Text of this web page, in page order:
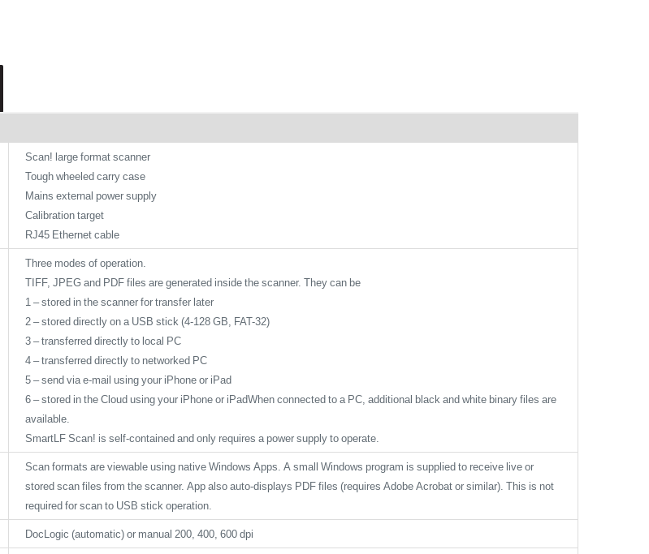
Scan! large format scanner
Tough wheeled carry case
Mains external power supply
Calibration target
RJ45 Ethernet cable
Three modes of operation.
TIFF, JPEG and PDF files are generated inside the scanner. They can be
1 – stored in the scanner for transfer later
2 – stored directly on a USB stick (4-128 GB, FAT-32)
3 – transferred directly to local PC
4 – transferred directly to networked PC
5 – send via e-mail using your iPhone or iPad
6 – stored in the Cloud using your iPhone or iPadWhen connected to a PC, additional black and white binary files are
available.
SmartLF Scan! is self-contained and only requires a power supply to operate.
Scan formats are viewable using native Windows Apps. A small Windows program is supplied to receive live or
stored scan files from the scanner. App also auto-displays PDF files (requires Adobe Acrobat or similar). This is not
required for scan to USB stick operation.
DocLogic (automatic) or manual 200, 400, 600 dpi